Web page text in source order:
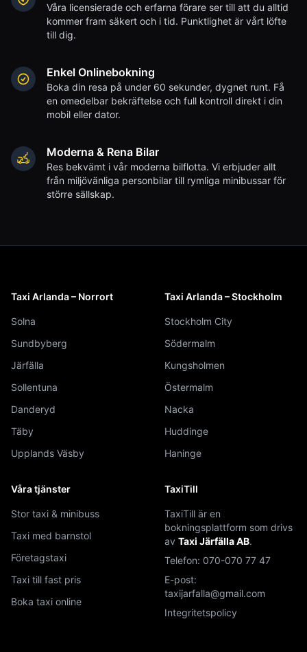
Våra licensierade och erfarna förare ser till att du alltid
kommer fram säkert och i tid. Punktlighet är vårt löfte
till dig.
Enkel Onlinebokning
Boka din resa på under 60 sekunder, dygnet runt. Få
en omedelbar bekräftelse och full kontroll direkt i din
mobil eller dator.
Moderna & Rena Bilar
Res bekvämt i vår moderna bilflotta. Vi erbjuder allt
från miljövänliga personbilar till rymliga minibussar för
större sällskap.
Taxi Arlanda – Norrort
Solna
Sundbyberg
Järfälla
Sollentuna
Danderyd
Täby
Upplands Väsby
Taxi Arlanda – Stockholm
Stockholm City
Södermalm
Kungsholmen
Östermalm
Nacka
Huddinge
Haninge
Våra tjänster
Stor taxi & minibuss
Taxi med barnstol
Företagstaxi
Taxi till fast pris
Boka taxi online
TaxiTill
TaxiTill är en
bokningsplattform som drivs
av Taxi Järfälla AB.
Telefon: 070-070 77 47
E-post:
taxijarfalla@gmail.com
Integritetspolicy